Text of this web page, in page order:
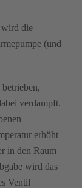
wird die
(und
verdampft.
erhöht
in den Raum
wird das
Ventil